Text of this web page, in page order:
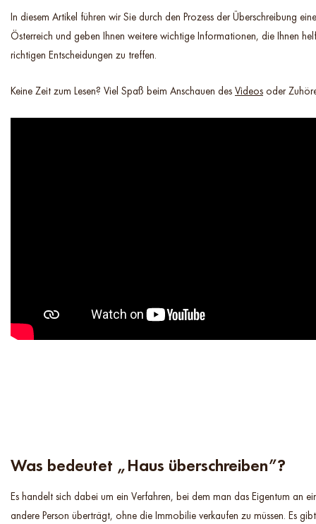
In diesem Artikel führen wir Sie durch den Prozess der Überschreibung
Österreich und geben Ihnen weitere wichtige Informationen, die Ihnen
richtigen Entscheidungen zu treffen.
Keine Zeit zum Lesen? Viel Spaß beim Anschauen des Videos oder
Was bedeutet „Haus überschreiben”?
Es handelt sich dabei um ein Verfahren, bei dem man das Eigentum an
andere Person überträgt, ohne die Immobilie verkaufen zu müssen. Es